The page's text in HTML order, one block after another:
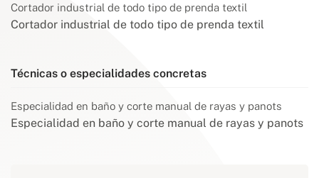
Cortador industrial de todo tipo de prenda textil
Cortador industrial de todo tipo de prenda textil
Técnicas o especialidades concretas
Especialidad en baño y corte manual de rayas y panots
Especialidad en baño y corte manual de rayas y panots